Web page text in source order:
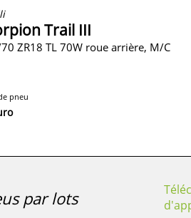
Trail III
ZR18 TL 70W roue arrière, M/C
pneu
par lots